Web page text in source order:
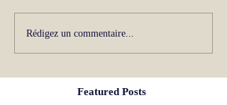
Rédigez un commentaire...
Featured Posts